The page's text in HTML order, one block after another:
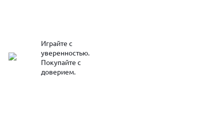
Играйте с
уверенностью.
Покупайте с
доверием.